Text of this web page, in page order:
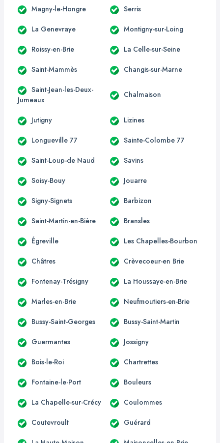
Magny-le-Hongre Serris
La Genevraye Montigny-sur-Loing
Roissy-en-Brie La Celle-sur-Seine
Saint-Mammès Changis-sur-Marne
Saint-Jean-les-Deux-
Jumeaux
Chalmaison
Jutigny Lizines
Longueville 77 Sainte-Colombe 77
Saint-Loup-de Naud Savins
Soisy-Bouy Jouarre
Signy-Signets Barbizon
Saint-Martin-en-Bière Bransles
Égreville Les Chapelles-Bourbon
Châtres Crèvecoeur-en Brie
Fontenay-Trésigny La Houssaye-en-Brie
Marles-en-Brie Neufmoutiers-en-Brie
Bussy-Saint-Georges Bussy-Saint-Martin
Guermantes Jossigny
Bois-le-Roi Chartrettes
Fontaine-le-Port Bouleurs
La Chapelle-sur-Crécy Coulommes
Coutevroult Guérard